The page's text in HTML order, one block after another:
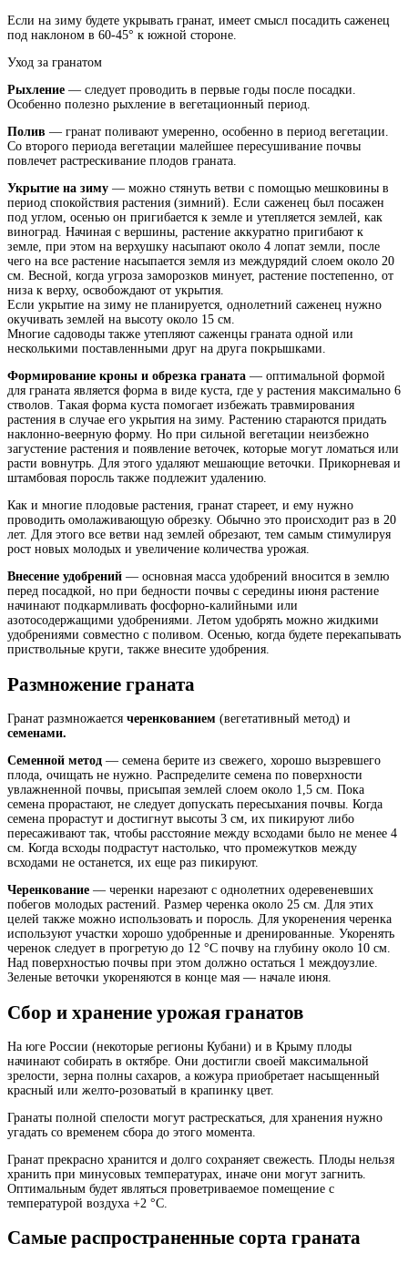
Если на зиму будете укрывать гранат, имеет смысл посадить саженец
под наклоном в 60-45° к южной стороне.
Уход за гранатом
Рыхление — следует проводить в первые годы после посадки.
Особенно полезно рыхление в вегетационный период.
Полив — гранат поливают умеренно, особенно в период вегетации.
Со второго периода вегетации малейшее пересушивание почвы
повлечет растрескивание плодов граната.
Укрытие на зиму — можно стянуть ветви с помощью мешковины в
период спокойствия растения (зимний). Если саженец был посажен
под углом, осенью он пригибается к земле и утепляется землей, как
виноград. Начиная с вершины, растение аккуратно пригибают к
земле, при этом на верхушку насыпают около 4 лопат земли, после
чего на все растение насыпается земля из междурядий слоем около 20
см. Весной, когда угроза заморозков минует, растение постепенно, от
низа к верху, освобождают от укрытия.
Если укрытие на зиму не планируется, однолетний саженец нужно
окучивать землей на высоту около 15 см.
Многие садоводы также утепляют саженцы граната одной или
несколькими поставленными друг на друга покрышками.
Формирование кроны и обрезка граната — оптимальной формой
для граната является форма в виде куста, где у растения максимально 6
стволов. Такая форма куста помогает избежать травмирования
растения в случае его укрытия на зиму. Растению стараются придать
наклонно-веерную форму. Но при сильной вегетации неизбежно
загустение растения и появление веточек, которые могут ломаться или
расти вовнутрь. Для этого удаляют мешающие веточки. Прикорневая и
штамбовая поросль также подлежит удалению.
Как и многие плодовые растения, гранат стареет, и ему нужно
проводить омолаживающую обрезку. Обычно это происходит раз в 20
лет. Для этого все ветви над землей обрезают, тем самым стимулируя
рост новых молодых и увеличение количества урожая.
Внесение удобрений — основная масса удобрений вносится в землю
перед посадкой, но при бедности почвы с середины июня растение
начинают подкармливать фосфорно-калийными или
азотосодержащими удобрениями. Летом удобрять можно жидкими
удобрениями совместно с поливом. Осенью, когда будете перекапывать
приствольные круги, также внесите удобрения.
Размножение граната
Гранат размножается черенкованием (вегетативный метод) и
семенами.
Семенной метод — семена берите из свежего, хорошо вызревшего
плода, очищать не нужно. Распределите семена по поверхности
увлажненной почвы, присыпая землей слоем около 1,5 см. Пока
семена прорастают, не следует допускать пересыхания почвы. Когда
семена прорастут и достигнут высоты 3 см, их пикируют либо
пересаживают так, чтобы расстояние между всходами было не менее 4
см. Когда всходы подрастут настолько, что промежутков между
всходами не останется, их еще раз пикируют.
Черенкование — черенки нарезают с однолетних одеревеневших
побегов молодых растений. Размер черенка около 25 см. Для этих
целей также можно использовать и поросль. Для укоренения черенка
используют участки хорошо удобренные и дренированные. Укоренять
черенок следует в прогретую до 12 °С почву на глубину около 10 см.
Над поверхностью почвы при этом должно остаться 1 междоузлие.
Зеленые веточки укореняются в конце мая — начале июня.
Сбор и хранение урожая гранатов
На юге России (некоторые регионы Кубани) и в Крыму плоды
начинают собирать в октябре. Они достигли своей максимальной
зрелости, зерна полны сахаров, а кожура приобретает насыщенный
красный или желто-розоватый в крапинку цвет.
Гранаты полной спелости могут растрескаться, для хранения нужно
угадать со временем сбора до этого момента.
Гранат прекрасно хранится и долго сохраняет свежесть. Плоды нельзя
хранить при минусовых температурах, иначе они могут загнить.
Оптимальным будет являться проветриваемое помещение с
температурой воздуха +2 °С.
Самые распространенные сорта граната